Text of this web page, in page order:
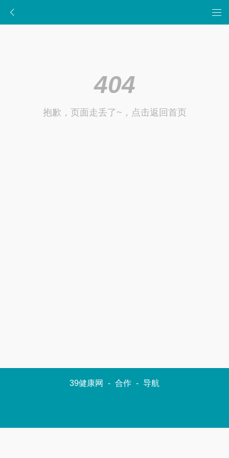
404
抱歉，页面走丢了~，点击返回首页
39健康网 - 合作 - 导航